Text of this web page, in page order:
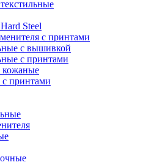
Steel
с принтами
с вышивкой
с принтами
кожаные
принтами